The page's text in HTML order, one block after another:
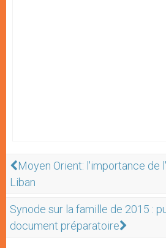
Moyen Orient: l'importance de
Liban
Synode sur la famille de 2015 :
document préparatoire